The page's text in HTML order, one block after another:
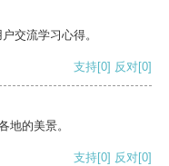
交流学习心得。
支持[0] 反对[0]
地的美景。
支持[0] 反对[0]